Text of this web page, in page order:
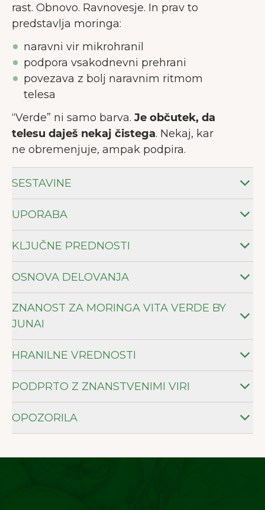
rast. Obnovo. Ravnovesje. In prav to
predstavlja moringa:
naravni vir mikrohranil
podpora vsakodnevni prehrani
povezava z bolj naravnim ritmom
telesa
“Verde” ni samo barva. Je občutek, da
telesu daješ nekaj čistega. Nekaj, kar
ne obremenjuje, ampak podpira.
SESTAVINE
UPORABA
KLJUČNE PREDNOSTI
OSNOVA DELOVANJA
ZNANOST ZA MORINGA VITA VERDE BY
JUNAI
HRANILNE VREDNOSTI
PODPRTO Z ZNANSTVENIMI VIRI
OPOZORILA